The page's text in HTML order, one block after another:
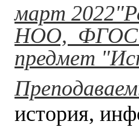
март
НОО, ФГОС
предмет
история,